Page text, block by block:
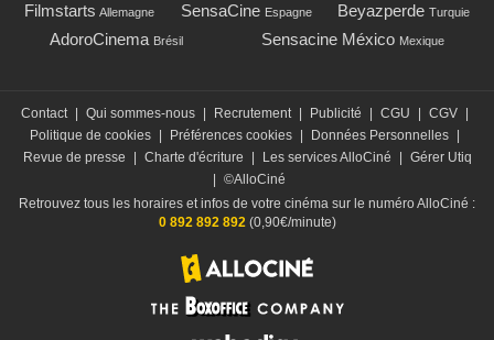
Filmstarts Allemagne SensaCine Espagne Beyazperde Turquie
AdoroCinema Brésil Sensacine México Mexique
Contact Qui sommes-nous Recrutement Publicité CGU CGV
Politique de cookies
Préférences cookies Données Personnelles
Revue de presse
Charte d'écriture Les services AlloCiné
Gérer Utiq
©AlloCiné
Retrouvez tous les horaires et infos de votre cinéma sur le numéro AlloCiné :
0 892 892 892(0,90€/minute)